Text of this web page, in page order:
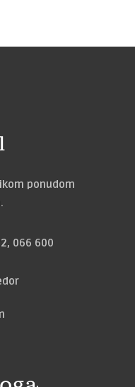
ponudom
066 600